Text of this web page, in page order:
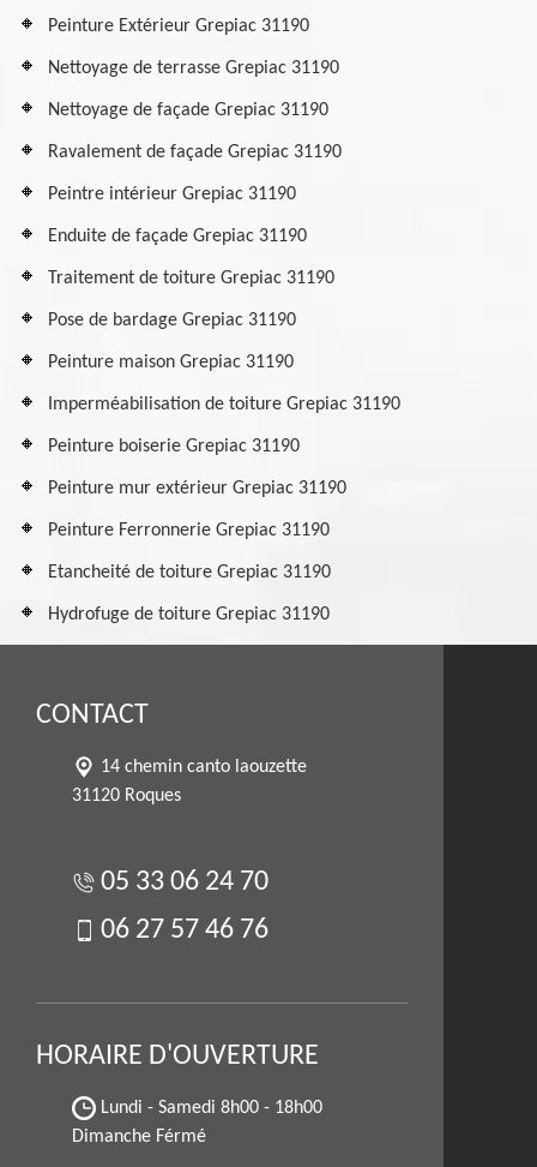
Peinture Extérieur Grepiac 31190
Nettoyage de terrasse Grepiac 31190
Nettoyage de façade Grepiac 31190
Ravalement de façade Grepiac 31190
Peintre intérieur Grepiac 31190
Enduite de façade Grepiac 31190
Traitement de toiture Grepiac 31190
Pose de bardage Grepiac 31190
Peinture maison Grepiac 31190
Imperméabilisation de toiture Grepiac 31190
Peinture boiserie Grepiac 31190
Peinture mur extérieur Grepiac 31190
Peinture Ferronnerie Grepiac 31190
Etancheité de toiture Grepiac 31190
Hydrofuge de toiture Grepiac 31190
CONTACT
14 chemin canto laouzette
31120 Roques
05 33 06 24 70
06 27 57 46 76
HORAIRE D'OUVERTURE
Lundi - Samedi 8h00 - 18h00
Dimanche Férmé